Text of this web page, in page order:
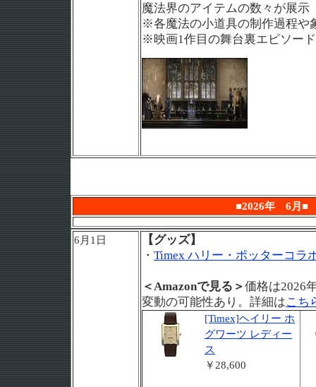
魔法界のアイテムの数々が展示
※各魔法の小道具の制作過程や
※映画1作目の舞台裏エピソー
■2026年 6月■
6月1日
【グッズ】
・ Timex ハリー・ポッターコラ
＜Amazonで見る＞価格は2026
変動の可能性あり。詳細はこち
[Timex]ヘイリー ホ
グワーツ レディー
ス
￥28,600